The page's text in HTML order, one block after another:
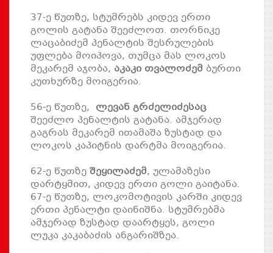
37-ე წუთზე, სტუმრებს კიდევ ერთი
გოლის გატანა შეეძლოთ. თორნიკე
ლაცაბიძემ პენალტის შესრულების
უფლება მოიპოვა, თუმცა მას ლოკოს
მეკარემ აჯობა, აკაკი თვალოძემ ბურთი
კუთხურზე მოიგერია.
56-ე წუთზე, ლევან გრძელიძესაც
შეეძლო პენალტის გატანა. ამჯერად
გაგრას მეკარემ ითამაშა ზუსტად და
ლოკოს კაპიტნის დარტმა მოიგერია.
62-ე წუთზე შეყილაძემ, ულამაზესი
დარტყმით, კიდევ ერთი გოლი გაიტანა.
67-ე წუთზე, ლოკომოტივის კარში კიდევ
ერთი პენალტი დაინიშნა. სტუმრებმა
ამჯერად ზუსტად დაარტყეს, გოლი
ლუკა კაკაბაძის ანგარიშზეა.